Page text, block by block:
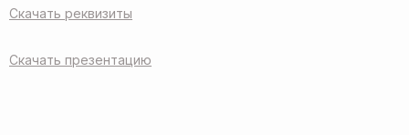
Скачать реквизиты
Скачать презентацию